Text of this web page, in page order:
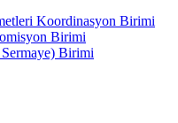
Koordinasyon Birimi
Birimi
Birimi